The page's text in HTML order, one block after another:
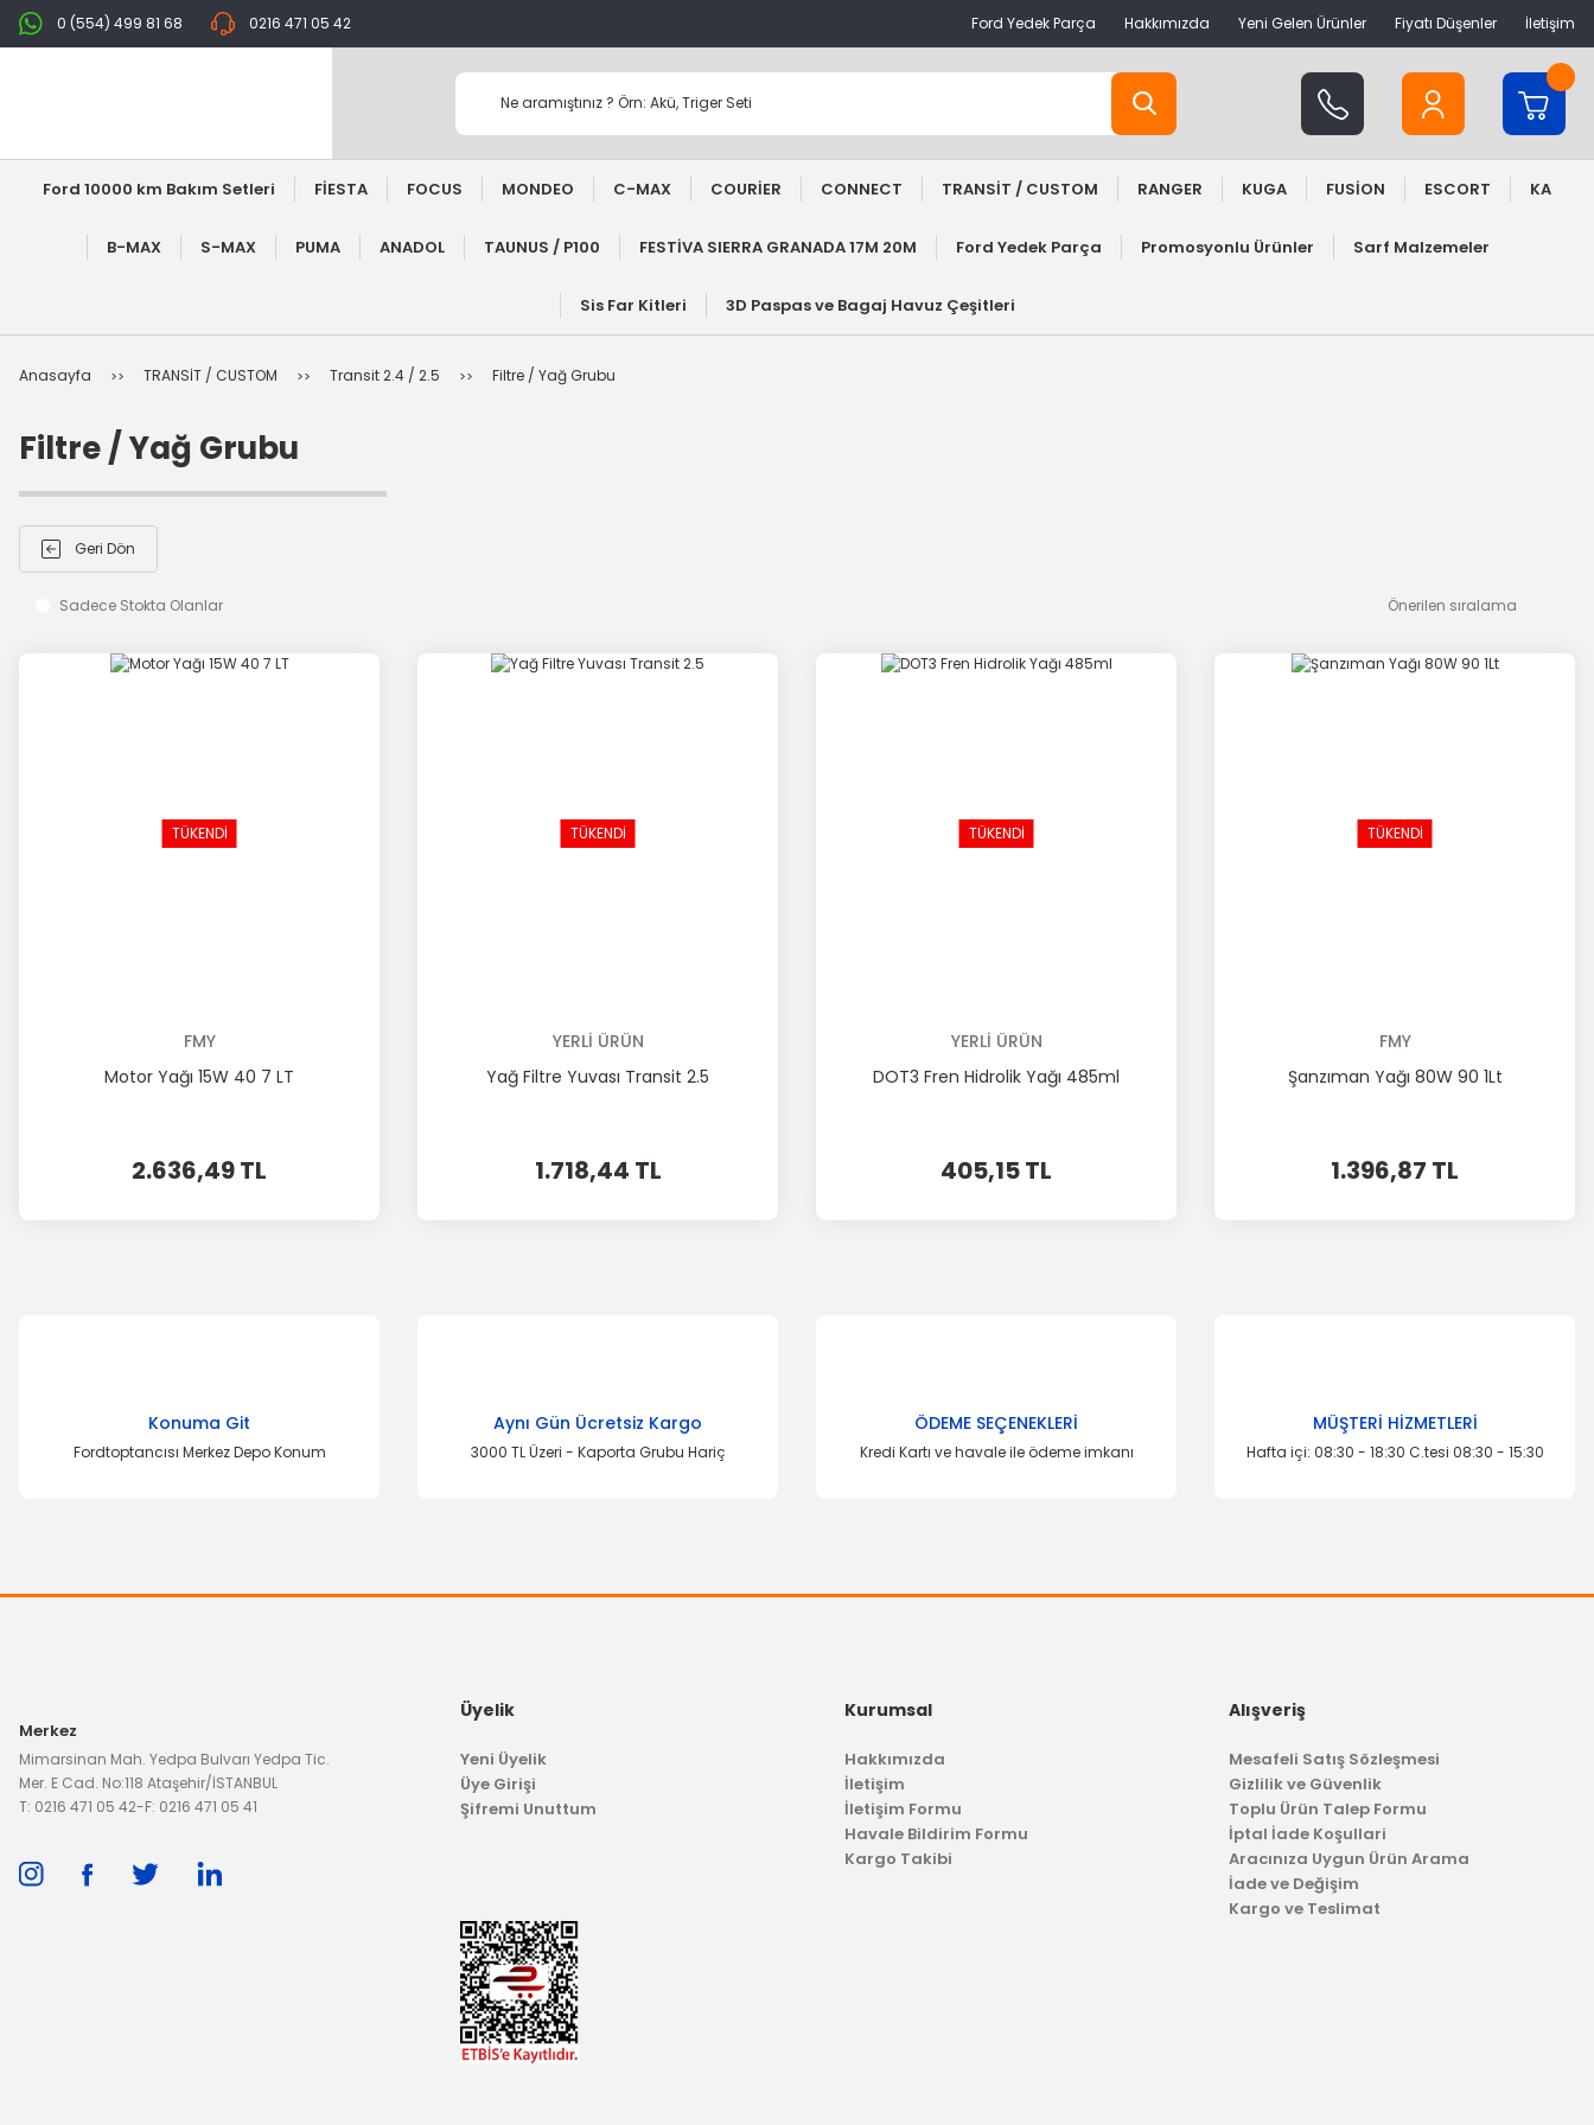
0 (554) 499 81 68 0216 471 05 42 Ford Yedek Parça Hakkımızda Yeni Gelen Ürünler Fiyatı Düşenler İletişim
Ford 10000 km Bakım Setleri FİESTA FOCUS MONDEO C-MAX COURİER CONNECT TRANSİT / CUSTOM RANGER KUGA FUSİON ESCORT KA
B-MAX S-MAX PUMA ANADOL TAUNUS / P100 FESTİVA SIERRA GRANADA 17M 20M Ford Yedek Parça Promosyonlu Ürünler Sarf Malzemeler
Sis Far Kitleri 3D Paspas ve Bagaj Havuz Çeşitleri
Anasayfa TRANSİT / CUSTOM Transit 2.4 / 2.5 Filtre / Yağ Grubu
Filtre / Yağ Grubu
Geri Dön
Sadece Stokta Olanlar
TÜKENDİ
FMY
Motor Yağı 15W 40 7 LT
2.636,49 TL
TÜKENDİ
YERLİ ÜRÜN
Yağ Filtre Yuvası Transit 2.5
1.718,44 TL
TÜKENDİ
YERLİ ÜRÜN
DOT3 Fren Hidrolik Yağı 485ml
405,15 TL
TÜKENDİ
FMY
Şanzıman Yağı 80W 90 1Lt
1.396,87 TL
Konuma Git
Fordtoptancısı Merkez Depo Konum
Aynı Gün Ücretsiz Kargo
3000 TL Üzeri - Kaporta Grubu Hariç
ÖDEME SEÇENEKLERİ
Kredi Kartı ve havale ile ödeme imkanı
MÜŞTERİ HİZMETLERİ
Hafta içi: 08:30 - 18:30 C.tesi 08:30 - 15:30
Merkez
Mimarsinan Mah. Yedpa Bulvarı Yedpa Tic.
Mer. E Cad. No:118 Ataşehir/İSTANBUL
T: 0216 471 05 42-F: 0216 471 05 41
Üyelik
Yeni Üyelik
Üye Girişi
Şifremi Unuttum
Kurumsal
Hakkımızda
İletişim
İletişim Formu
Havale Bildirim Formu
Kargo Takibi
Alışveriş
Mesafeli Satış Sözleşmesi
Gizlilik ve Güvenlik
Toplu Ürün Talep Formu
İptal İade Koşullari
Aracınıza Uygun Ürün Arama
İade ve Değişim
Kargo ve Teslimat